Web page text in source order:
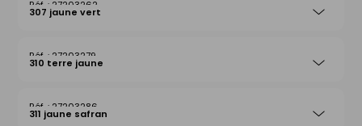
27203262
307 jaune vert
27203279
310 terre jaune
27203286
311 jaune safran